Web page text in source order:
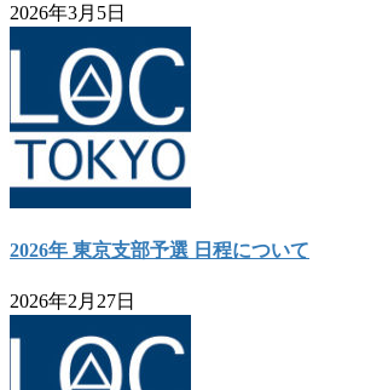
2026年3月5日
2026年 東京支部予選 日程について
2026年2月27日